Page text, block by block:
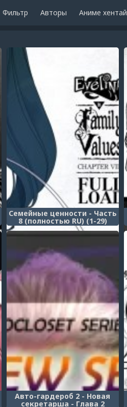
Фильтр Авторы Аниме хентай
Семейные ценности - Часть
8 (полностью RU) (1-29)
Авто-гардероб 2 - Новая
секретарша - Глава 2